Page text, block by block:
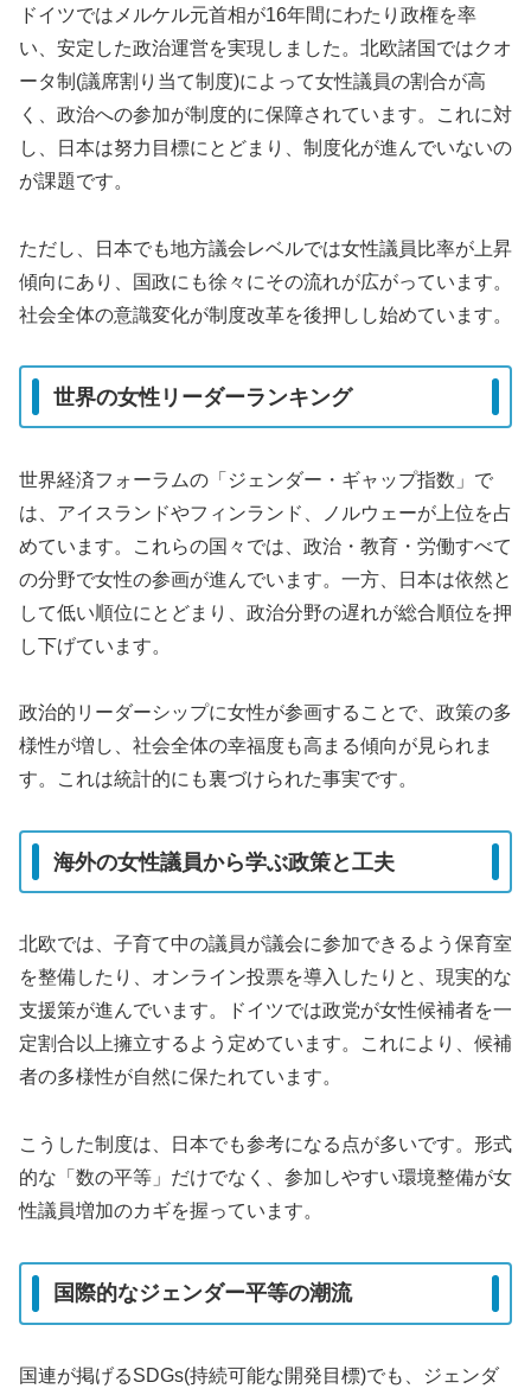
ドイツではメルケル元首相が16年間にわたり政権を率
い、安定した政治運営を実現しました。北欧諸国ではクオ
ータ制(議席割り当て制度)によって女性議員の割合が高
く、政治への参加が制度的に保障されています。これに対
し、日本は努力目標にとどまり、制度化が進んでいないの
が課題です。
ただし、日本でも地方議会レベルでは女性議員比率が上昇
傾向にあり、国政にも徐々にその流れが広がっています。
社会全体の意識変化が制度改革を後押しし始めています。
世界の女性リーダーランキング
世界経済フォーラムの「ジェンダー・ギャップ指数」で
は、アイスランドやフィンランド、ノルウェーが上位を占
めています。これらの国々では、政治・教育・労働すべて
の分野で女性の参画が進んでいます。一方、日本は依然と
して低い順位にとどまり、政治分野の遅れが総合順位を押
し下げています。
政治的リーダーシップに女性が参画することで、政策の多
様性が増し、社会全体の幸福度も高まる傾向が見られま
す。これは統計的にも裏づけられた事実です。
海外の女性議員から学ぶ政策と工夫
北欧では、子育て中の議員が議会に参加できるよう保育室
を整備したり、オンライン投票を導入したりと、現実的な
支援策が進んでいます。ドイツでは政党が女性候補者を一
定割合以上擁立するよう定めています。これにより、候補
者の多様性が自然に保たれています。
こうした制度は、日本でも参考になる点が多いです。形式
的な「数の平等」だけでなく、参加しやすい環境整備が女
性議員増加のカギを握っています。
国際的なジェンダー平等の潮流
国連が掲げるSDGs(持続可能な開発目標)でも、ジェンダ